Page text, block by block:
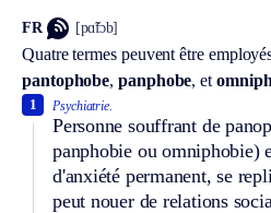
FR [pɑ̃fɔb]
Quatre termes peuvent être
pantophobe,panphobe, et
Psychiatrie.
Personne souffrant de
panphobie ou omniphobie)
d'anxiété permanent, se
peut nouer de relations
1